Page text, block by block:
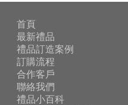
首頁
最新禮品
禮品訂造案例
訂購流程
合作客戶
聯絡我們
禮品小百科